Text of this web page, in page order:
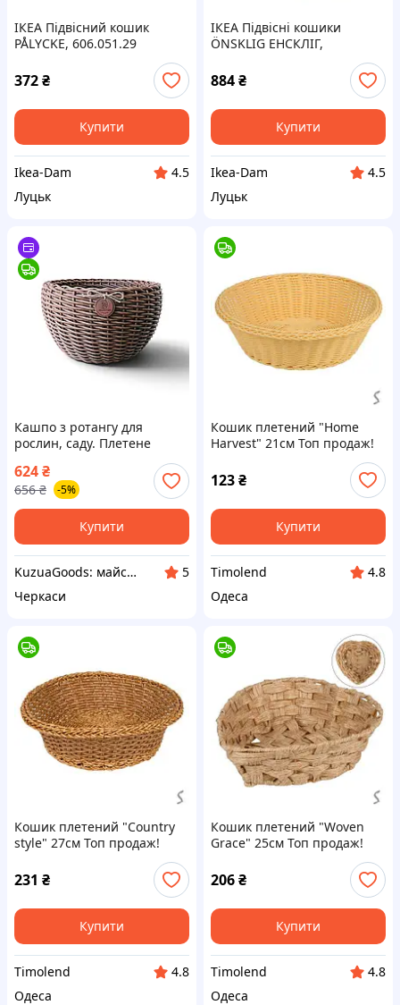
ІКЕА Підвісний кошик
PÅLYCKE, 606.051.29
372₴
Купити
Ikea-Dam
4.5
Луцьк
ІКЕА Підвісні кошики
ÖNSKLIG ЕНСКЛІГ,
884₴
Купити
Ikea-Dam
4.5
Луцьк
Кашпо з ротангу для
рослин, саду. Плетене
кашпо на 10 л із ротанга,
колір світло-коричневий.
Кашпо для речей.
624₴
656 ₴ -5%
Купити
KuzuaGoods: майстерня
5
Черкаси
Кошик плетений "Home
Harvest" 21см Топ продаж!
123₴
Купити
Timolend
4.8
Одеса
Кошик плетений "Country
style" 27см Топ продаж!
231 ₴
Купити
Timolend
4.8
Одеса
Кошик плетений "Woven
Grace" 25см Топ продаж!
206₴
Купити
Timolend
4.8
Одеса